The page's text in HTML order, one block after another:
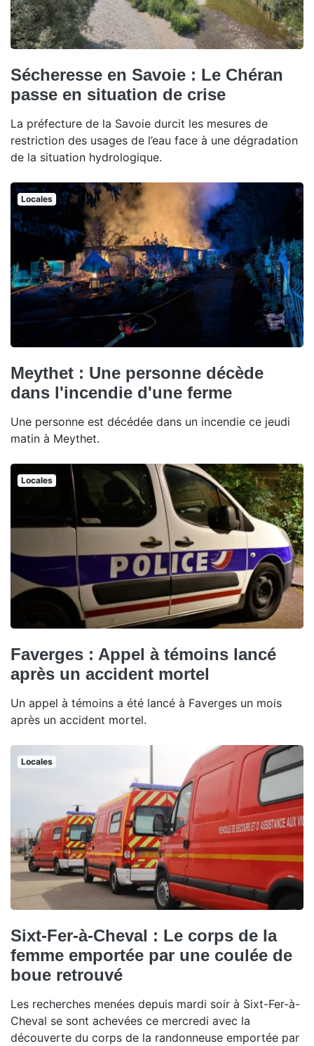
Sécheresse en Savoie : Le Chéran
passe en situation de crise
La préfecture de la Savoie durcit les mesures de
restriction des usages de l’eau face à une dégradation
de la situation hydrologique.
Locales
Meythet : Une personne décède
dans l'incendie d'une ferme
Une personne est décédée dans un incendie ce jeudi
matin à Meythet.
Locales
Faverges : Appel à témoins lancé
après un accident mortel
Un appel à témoins a été lancé à Faverges un mois
après un accident mortel.
Locales
Sixt-Fer-à-Cheval : Le corps de la
femme emportée par une coulée de
boue retrouvé
Les recherches menées depuis mardi soir à Sixt-Fer-à-
Cheval se sont achevées ce mercredi avec la
découverte du corps de la randonneuse emportée par